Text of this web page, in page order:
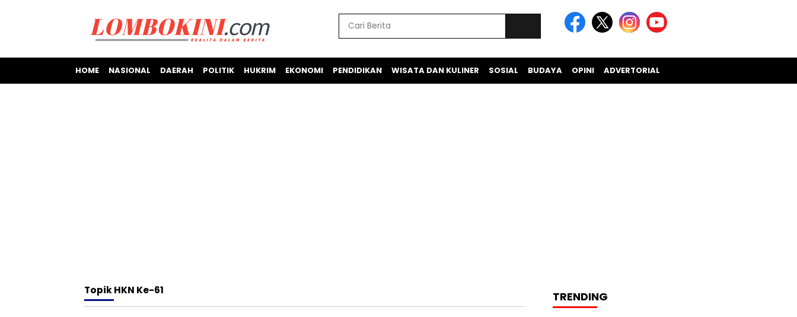
HOME NASIONAL DAERAH POLITIK HUKRIM EKONOMI PENDIDIKAN WISATA DAN KULINER SOSIAL BUDAYA OPINI ADVERTORIAL
TopikHKN Ke-61 TRENDING